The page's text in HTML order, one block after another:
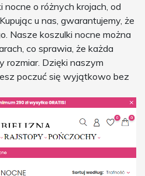
nocne o różnych krojach, od
u nas, gwarantujemy, że
Nasze koszulki nocne można
co sprawia, że każda
rozmiar. Dzięki naszym
poczuć się wyjątkowo bez